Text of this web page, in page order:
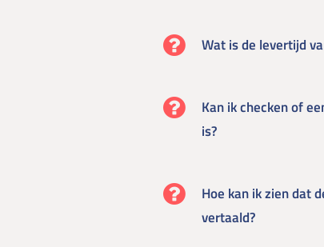
Wat is de levertijd
Kan ik checken of
is?
Hoe kan ik zien dat
vertaald?